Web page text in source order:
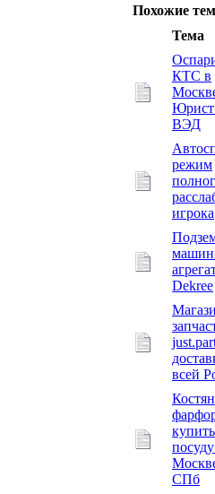
Похожие
Тема
КТС в
ВЭД
режим
игрока
Dekree
всей
купить
СПб